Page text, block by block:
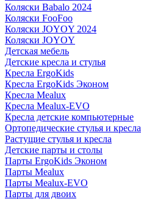
Коляски Babalo 2024
Коляски FooFoo
Коляски JOYOY 2024
Коляски JOYOY
Детская мебель
Детские кресла и стулья
Кресла ErgoKids
Кресла ErgoKids Эконом
Кресла Mealux
Кресла Mealux-EVO
Кресла детские компьютерные
Ортопедические стулья и кресла
Растущие стулья и кресла
Детские парты и столы
Парты ErgoKids Эконом
Парты Mealux
Парты Mealux-EVO
Парты для двоих